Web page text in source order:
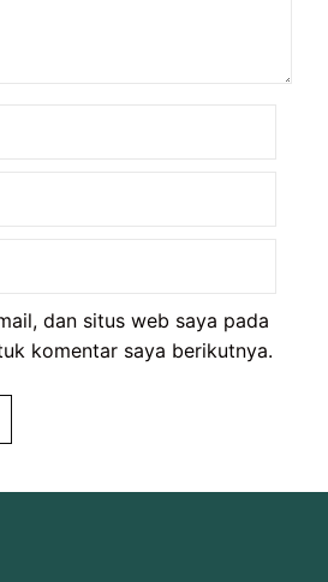
dan situs web saya pada
komentar saya berikutnya.